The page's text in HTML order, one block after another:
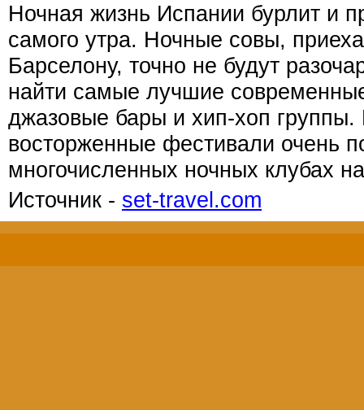
Ночная жизнь Испании бурлит и
самого утра. Ночные совы,
Барселону, точно не будут
найти самые лучшие
джазовые бары и хип-хоп
восторженные фестивали очень
многочисленных ночных клубах
Источник - set-travel.com